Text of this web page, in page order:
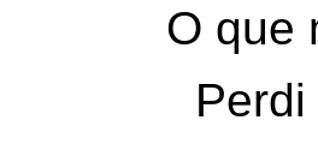
O que